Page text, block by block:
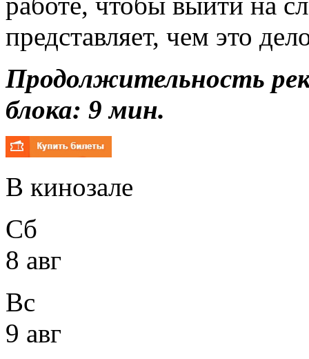
представляет, чем это
Продолжительность
блока: 9 мин.
В кинозале
Сб
8 авг
Вс
9 авг